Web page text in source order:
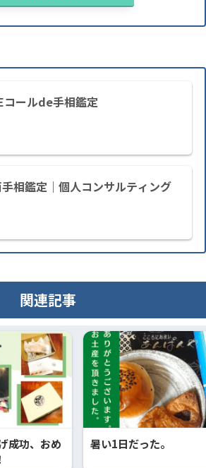
コールde手相鑑定
相鑑定｜個人コンサルティング
関連記事
成功、おめ
暑い1日だった。